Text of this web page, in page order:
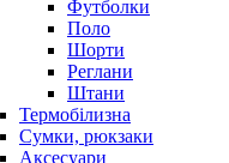
Футболки
Поло
Шорти
Реглани
Штани
Термобілизна
Сумки, рюкзаки
Аксесуари